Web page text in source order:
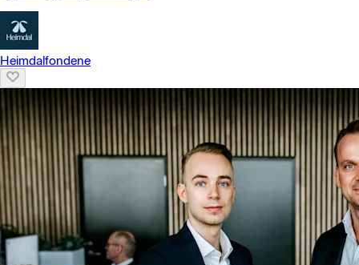
Heimdalfondene